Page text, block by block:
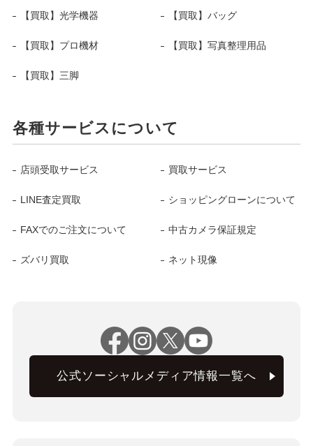
【買取】光学機器 【買取】バッグ
【買取】プロ機材 【買取】写真整理用品
【買取】三脚
各種サービスについて
店頭受取サービス 買取サービス
LINE査定買取 ショッピングローンについて
FAXでのご注文について 中古カメラ保証規定
ズバリ買取 ネット現像
公式ソーシャルメディア情報一覧へ